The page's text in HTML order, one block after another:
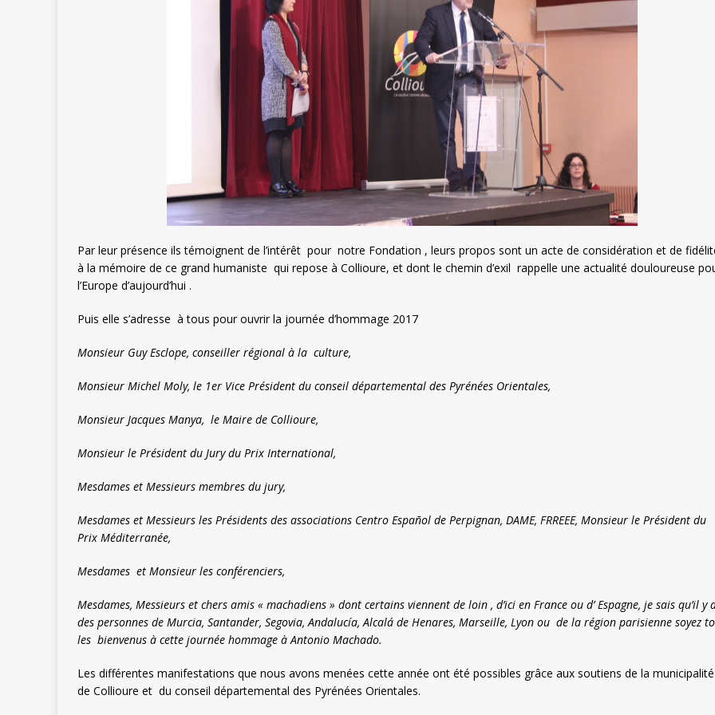
Par leur présence ils témoignent de l’intérêt pour notre Fondation , leurs propos sont un acte de considération et de
à la mémoire de ce grand humaniste qui repose à Collioure, et dont le chemin d’exil rappelle une actualité douloureuse
l’Europe d’aujourd’hui .
Puis elle s’adresse à tous pour ouvrir la journée d’hommage 2017
Monsieur Guy Esclope, conseiller régional à la culture,
Monsieur Michel Moly, le 1er Vice Président du conseil départemental des Pyrénées Orientales,
Monsieur Jacques Manya, le Maire de Collioure,
Monsieur le Président du Jury du Prix International,
Mesdames et Messieurs membres du jury,
Mesdames et Messieurs les Présidents des associations Centro Español de Perpignan, DAME, FRREEE, Monsieur le Président du
Prix Méditerranée,
Mesdames et Monsieur les conférenciers,
Mesdames, Messieurs et chers amis « machadiens » dont certains viennent de loin , d’ici en France ou d’ Espagne, je sais qu’il y
des personnes de Murcia, Santander, Segovia, Andalucía, Alcalá de Henares, Marseille, Lyon ou de la région parisienne soyez
les bienvenus à cette journée hommage à Antonio Machado.
Les différentes manifestations que nous avons menées cette année ont été possibles grâce aux soutiens de la municipalité
de Collioure et du conseil départemental des Pyrénées Orientales.